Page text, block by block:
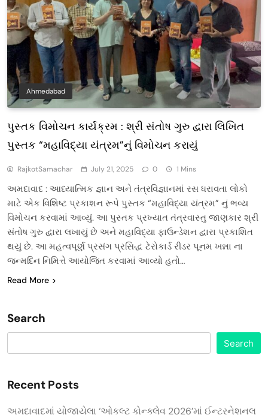
Ahmedabad
પુસ્તક વિમોચન કાર્યક્રમ : શ્રી સંતોષ ગુરુ દ્વારા લિખિત
પુસ્તક “મહાવિદ્યા યંત્રમ”નું વિમોચન કરાયું
RajkotSamachar July 21, 2025 0 1 Mins
અમદાવાદ : આધ્યાત્મિક જ્ઞાન અને તંત્રવિજ્ઞાનમાં રસ ધરાવતા લોકો
માટે એક વિશિષ્ટ પ્રકાશન રૂપે પુસ્તક “મહાવિદ્યા યંત્રમ” નું ભવ્ય
વિમોચન કરવામાં આવ્યું. આ પુસ્તક પ્રખ્યાત તંત્રવાસ્તુ જાણકાર શ્રી
સંતોષ ગુરુ દ્વારા લખાયું છે અને મહાવિદ્યા ફાઉન્ડેશન દ્વારા પ્રકાશિત
થયું છે. આ મહત્વપૂર્ણ પ્રસંગ પ્રસિદ્ધ ટેરોકાર્ડ રીડર પૂનમ ખન્ના ના
જન્મદિન નિમિત્તે આયોજિત કરવામાં આવ્યો હતો…
Read More
Search
Search
Recent Posts
અમદાવાદમાં યોજાયેલા ‘ઓકલ્ટ કોન્ક્લેવ 2026’માં ઈન્ટરનેશનલ